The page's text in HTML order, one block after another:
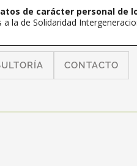
CONTACTO
de carácter personal de
la de Solidaridad